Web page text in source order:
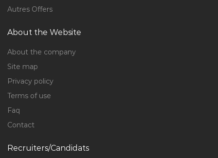
Autres Offers
About the Website
About the company
Site map
Privacy policy
Terms of use
Faq
Contact
Recruiters/Candidats